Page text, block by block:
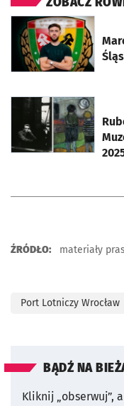
otworzy się w nowej
otworzy się w nowej
ŹRÓDŁO: materiały
Port Lotniczy Wrocław
BĄDŹ NA
Kliknij „obserwuj”,